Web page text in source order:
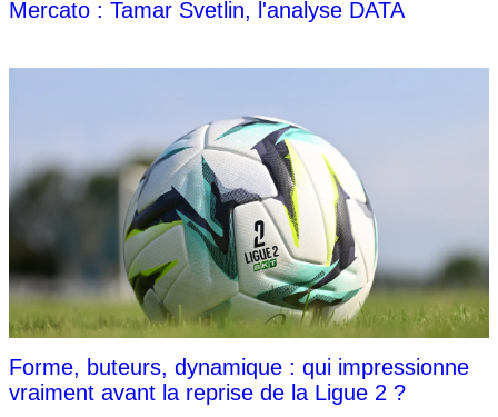
Mercato : Tamar Svetlin, l'analyse DATA
Forme, buteurs, dynamique : qui impressionne
vraiment avant la reprise de la Ligue 2 ?